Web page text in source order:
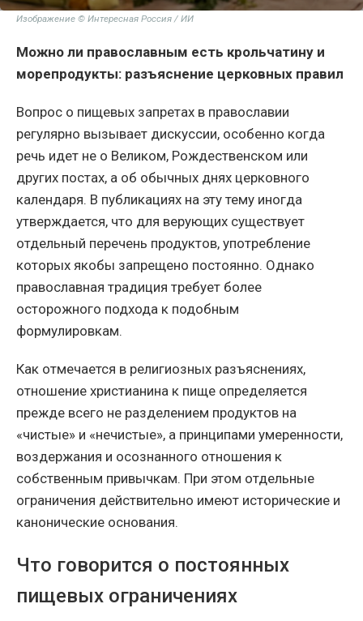
Изображение © Интересная Россия / ИИ
Можно ли православным есть крольчатину и
морепродукты: разъяснение церковных правил
Вопрос о пищевых запретах в православии
регулярно вызывает дискуссии, особенно когда
речь идет не о Великом, Рождественском или
других постах, а об обычных днях церковного
календаря. В публикациях на эту тему иногда
утверждается, что для верующих существует
отдельный перечень продуктов, употребление
которых якобы запрещено постоянно. Однако
православная традиция требует более
осторожного подхода к подобным
формулировкам.
Как отмечается в религиозных разъяснениях,
отношение христианина к пище определяется
прежде всего не разделением продуктов на
«чистые» и «нечистые», а принципами умеренности,
воздержания и осознанного отношения к
собственным привычкам. При этом отдельные
ограничения действительно имеют исторические и
канонические основания.
Что говорится о постоянных
пищевых ограничениях